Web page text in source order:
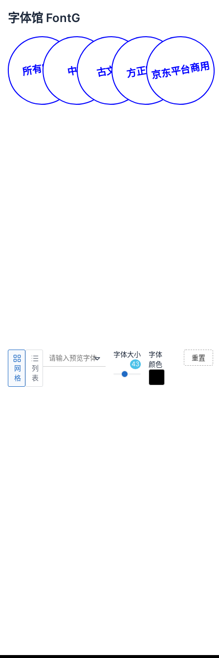
字体馆 FontG
所有字体 中文 古文体 方正字库京东平台商用
网
格
列
表
字体大小
43
字体
颜色
重置